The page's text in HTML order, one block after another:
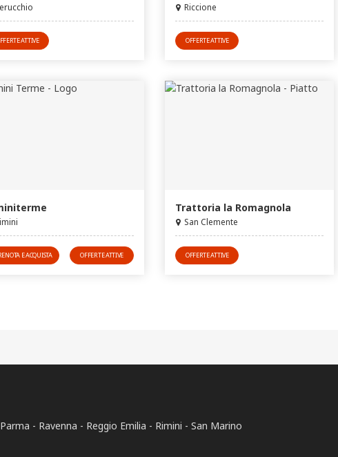
ATTIVE
Riccione
OFFERTE ATTIVE
E ACQUISTA OFFERTE ATTIVE
Trattoria la Romagnola
San Clemente
OFFERTE ATTIVE
Parma Ravenna Reggio Emilia Rimini San Marino